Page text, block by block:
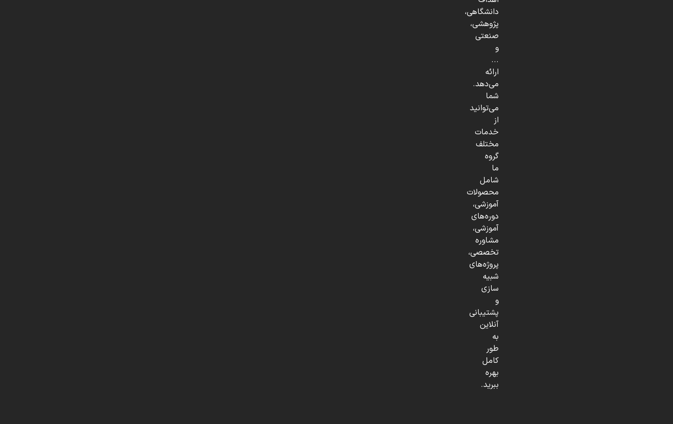
دانشگاهی،
پژوهشی،
صنعتی
و
...
ارائه
می‌دهد.
شما
می‌توانید
از
خدمات
مختلف
گروه
ما
شامل
محصولات
آموزشی،
دوره‌های
آموزشی،
مشاوره
تخصصی،
پروژه‌های
شبیه
سازی
و
پشتیبانی
آنلاین
به
طور
کامل
بهره
ببرید.